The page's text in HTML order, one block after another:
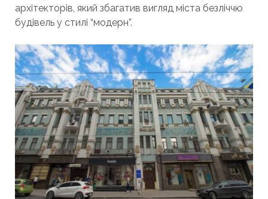
архітекторів, який збагатив вигляд міста безліччю
будівель у стилі “модерн”.